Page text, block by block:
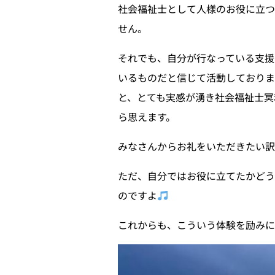
社会福祉士として人様のお役に立
せん。
それでも、自分が行なっている支
いるものだと信じて活動しており
と、とても実感が湧き社会福祉士
ら思えます。
みなさんからお礼をいただきたい
ただ、自分ではお役に立てたかど
のですよ
これからも、こういう体験を励み